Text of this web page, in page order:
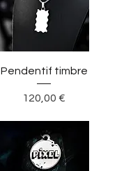
Pendentif timbre
Prix
120,00 €